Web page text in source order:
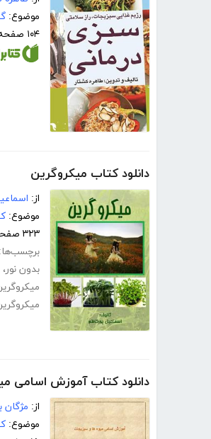
موضوع:
۱۰۴ صفحه
دانلود کتاب میکروگرین
از:
موضوع:
۳۲۳ صفحه
برچسب‌ها:
بدون نور،
دانلود کتاب آموزش اسامی
از: مژگان
موضوع: